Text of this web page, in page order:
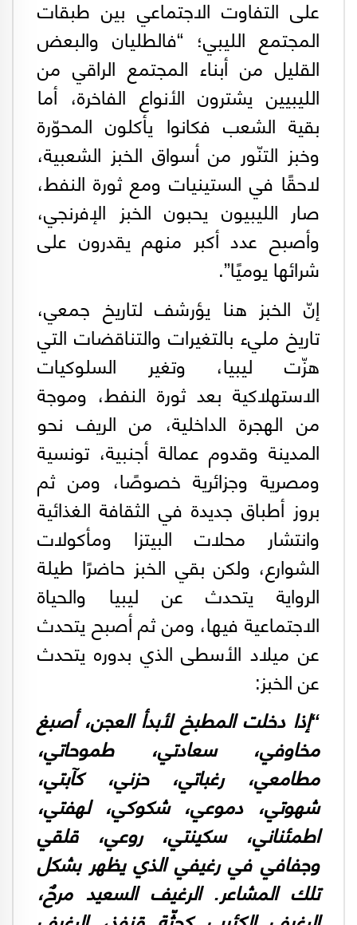
على التفاوت الاجتماعي بين طبقات
المجتمع الليبي؛ “فالطليان والبعض
القليل من أبناء المجتمع الراقي من
الليبيين يشترون الأنواع الفاخرة، أما
بقية الشعب فكانوا يأكلون المحوّرة
وخبز التنّور من أسواق الخبز الشعبية،
لاحقًا في الستينيات ومع ثورة النفط،
صار الليبيون يحبون الخبز الإفرنجي،
وأصبح عدد أكبر منهم يقدرون على
شرائها يوميًا”.
إنّ الخبز هنا يؤرشف لتاريخ جمعي،
تاريخ مليء بالتغيرات والتناقضات التي
هزّت ليبيا، وتغير السلوكيات
الاستهلاكية بعد ثورة النفط، وموجة
من الهجرة الداخلية، من الريف نحو
المدينة وقدوم عمالة أجنبية، تونسية
ومصرية وجزائرية خصوصًا، ومن ثم
بروز أطباق جديدة في الثقافة الغذائية
وانتشار محلات البيتزا ومأكولات
الشوارع، ولكن بقي الخبز حاضرًا طيلة
الرواية يتحدث عن ليبيا والحياة
الاجتماعية فيها، ومن ثم أصبح يتحدث
عن ميلاد الأسطى الذي بدوره يتحدث
عن الخبز:
“إذا دخلت المطبخ لأبدأ العجن، أصبغ
مخاوفي، سعادتي، طموحاتي،
مطامعي، رغباتي، حزني، كآبتي،
شهوتي، دموعي، شكوكي، لهفتي،
اطمئناني، سكينتي، روعي، قلقي
وجفافي في رغيفي الذي يظهر بشكل
تلك المشاعر. الرغيف السعيد مرحٌ،